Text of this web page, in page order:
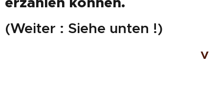
(Weiter : Siehe unten !)
v